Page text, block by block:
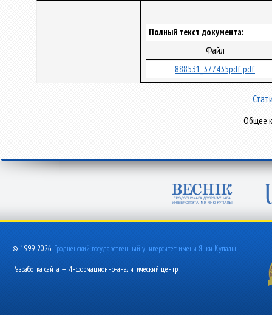
Полный текст документа:
Файл
888531_377435pdf.pdf
Общее
© 1999-2026, Гродненский государственный университет имени Янки Купалы
Разработка сайта — Информационно-аналитический центр